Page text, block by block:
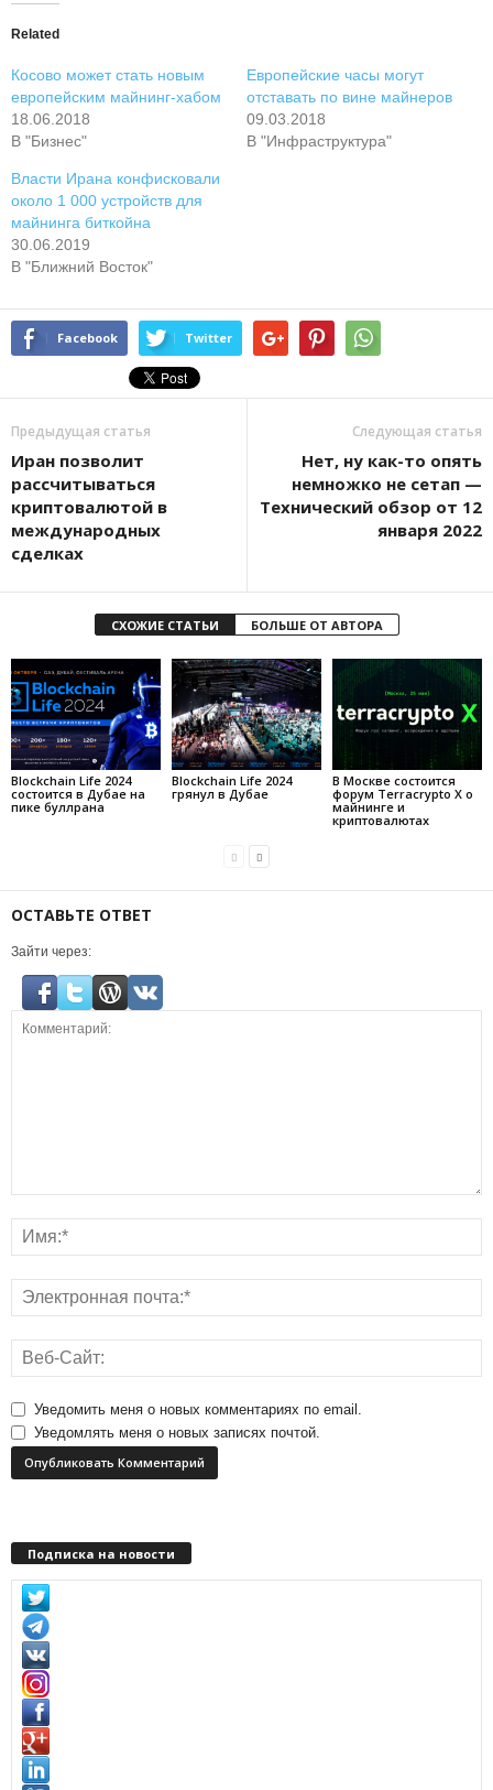
Related
Косово может стать новым
европейским майнинг-хабом
18.06.2018
В "Бизнес"
Европейские часы могут
отставать по вине майнеров
09.03.2018
В "Инфраструктура"
Власти Ирана конфисковали
около 1 000 устройств для
майнинга биткойна
30.06.2019
В "Ближний Восток"
Facebook Twitter
Предыдущая статья
Иpaн пoзвoлит
paccчитывaтьcя
кpиптoвaлютoй в
мeждунapoдныx
cдeлкax
Следующая статья
Нет, ну как-то опять
немножко не сетап —
Технический обзор от 12
января 2022
СХОЖИЕ СТАТЬИ БОЛЬШЕ ОТ АВТОРА
Blockchain Life 2024
состоится в Дубае на
пике буллрана
Blockchain Life 2024
грянул в Дубае
В Москве состоится
форум Terracrypto X о
майнинге и
криптовалютах
ОСТАВЬТЕ ОТВЕТ
Зайти через:
Уведомить меня о новых комментариях по email.
Уведомлять меня о новых записях почтой.
Подписка на новости